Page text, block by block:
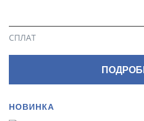
СПЛАТ
НОВИНКА